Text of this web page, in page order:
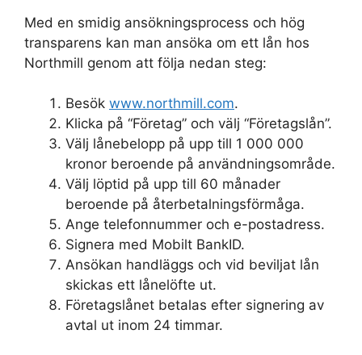
Med en smidig ansökningsprocess och hög
transparens kan man ansöka om ett lån hos
Northmill genom att följa nedan steg:
Besök www.northmill.com.
Klicka på “Företag” och välj “Företagslån”.
Välj lånebelopp på upp till 1 000 000
kronor beroende på användningsområde.
Välj löptid på upp till 60 månader
beroende på återbetalningsförmåga.
Ange telefonnummer och e-postadress.
Signera med Mobilt BankID.
Ansökan handläggs och vid beviljat lån
skickas ett lånelöfte ut.
Företagslånet betalas efter signering av
avtal ut inom 24 timmar.